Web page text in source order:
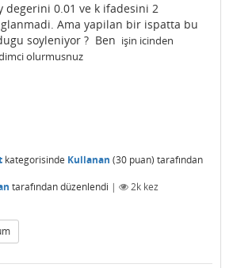
0.01 ve k ifadesini 2
Ama yapilan bir ispatta bu
soyleniyor ? Ben işin icinden
olurmusnuz
kategorisinde Kullanan (30 puan) tarafından
tarafındandüzenlendi | 2k kez